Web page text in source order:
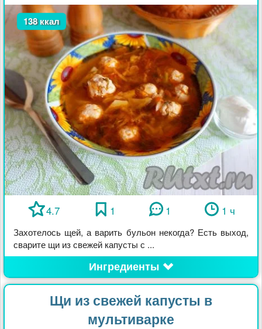
138 ккал
4.7 1 1 1 ч
Захотелось щей, а варить бульон некогда? Есть выход,
сварите щи из свежей капусты с ...
Ингредиенты
Щи из свежей капусты в
мультиварке